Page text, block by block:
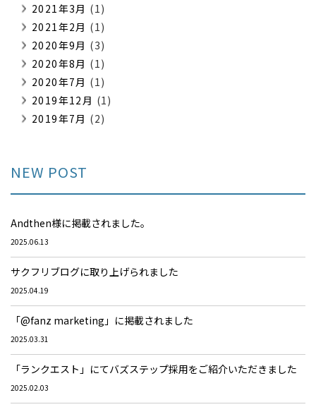
2021年3月 (1)
2021年2月 (1)
2020年9月 (3)
2020年8月 (1)
2020年7月 (1)
2019年12月 (1)
2019年7月 (2)
NEW POST
Andthen様に掲載されました。
2025.06.13
サクフリブログに取り上げられました
2025.04.19
「@fanz marketing」に掲載されました
2025.03.31
「ランクエスト」にてバズステップ採用をご紹介いただきました
2025.02.03